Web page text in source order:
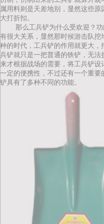
属用料则是天差地别，显然这些
大打折扣。
那么工兵铲为什么受欢迎？
有很大关系，显然那时候游击队
种的时代，工兵铲的作用就更大
兵铲就只是一把普通的铁铲，无
来才根据战场的需要，将工兵铲
一定的便携性，不过还有一个重
铲具有了多种不同的功能。